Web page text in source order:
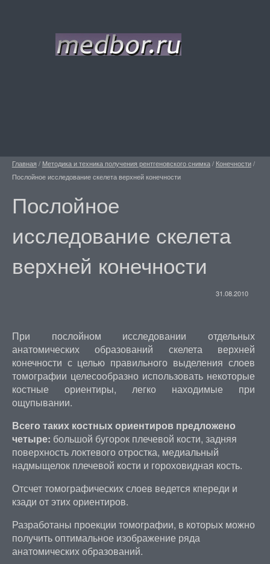
Главная / Методика и техника получения рентгеновского снимка/ Конечности/
Послойное исследование скелета верхней конечности
Послойное
исследование скелета
верхней конечности
31.08.2010
При послойном исследовании отдельных
анатомических образований скелета верхней
конечности с целью правильного выделения слоев
томографии целесообразно использовать некоторые
костные ориентиры, легко находимые при
ощупывании.
Всего таких костных ориентиров предложено
четыре: большой бугорок плечевой кости, задняя
поверхность локтевого отростка, медиальный
надмыщелок плечевой кости и гороховидная кость.
Отсчет томографических слоев ведется кпереди и
кзади от этих ориентиров.
Разработаны проекции томографии, в которых можно
получить оптимальное изображение ряда
анатомических образований.